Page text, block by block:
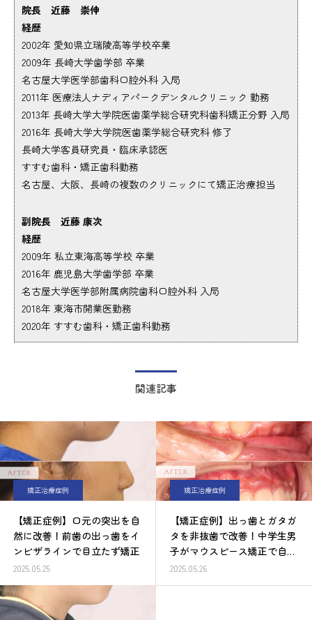
院長 近藤 崇伸
経歴
2002年 愛知県立瑞陵高等学校卒業
2009年 長崎大学歯学部 卒業
名古屋大学医学部歯科口腔外科 入局
2011年 医療法人ナディアパークデンタルクリニック 勤務
2013年 長崎大学大学院医歯薬学総合研究科歯科矯正分野 入局
2016年 長崎大学大学院医歯薬学総合研究科 修了
長崎大学客員研究員・臨床承認医
すすむ歯科・矯正歯科勤務
名古屋、大阪、長崎の複数のクリニックにて矯正治療担当
副院長 近藤 康次
経歴
2009年 私立東海高等学校 卒業
2016年 鹿児島大学歯学部 卒業
名古屋大学医学部附属病院歯科口腔外科 入局
2018年 東海市開業医勤務
2020年 すすむ歯科・矯正歯科勤務
関連記事
矯正治療症例
【矯正症例】口元の突出を自
然に改善！前歯の出っ歯をイ
ンビザラインで目立たず矯正
2025.05.25
矯正治療症例
【矯正症例】出っ歯とガタガ
タを非抜歯で改善！中学生男
子がマウスピース矯正で自然
な口元に
2025.05.26